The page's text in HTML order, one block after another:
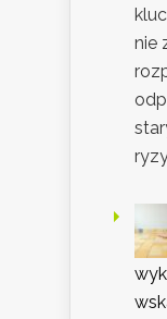
nie